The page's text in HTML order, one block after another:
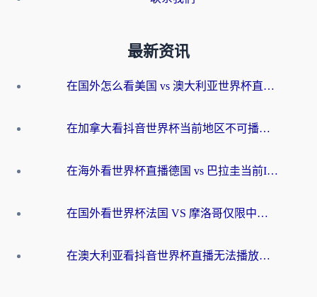
最新资讯
在国外怎么看美国 vs 澳大利亚世界杯直播？海外党必藏的中文解说观赛指南
在加拿大看抖音世界杯当前地区不可播放？海外党体育观赛终极指南
在海外看世界杯直播德国 vs 巴拉圭当前IP受限制？这篇指南帮你轻松解决地区限制
在国外看世界杯法国 VS 摩洛哥仅限中国大陆？别让地域限制拦下你的欢呼
在澳大利亚看抖音世界杯直播无法播放？海外党体育观赛终极指南来了！